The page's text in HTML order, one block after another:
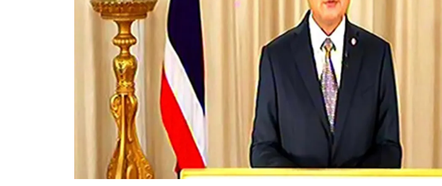
สงวนลิขสิทธิ์ ©2569 บริษัท อิมเมจ ฟิวเจอร์ (ประเทศไทย) จำกัด